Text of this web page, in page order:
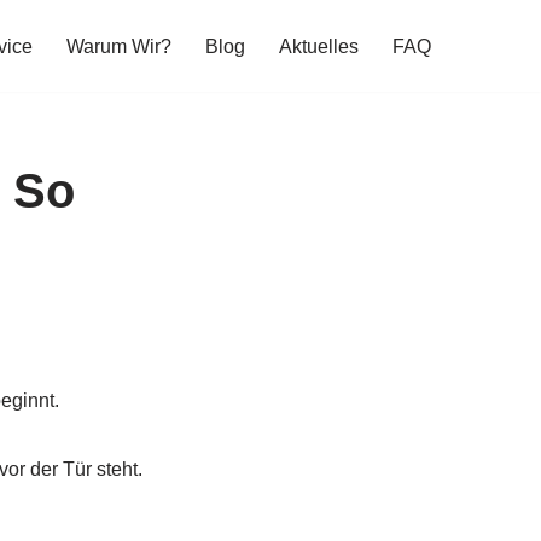
Warum Wir? Blog Aktuelles FAQ
der Tür steht.